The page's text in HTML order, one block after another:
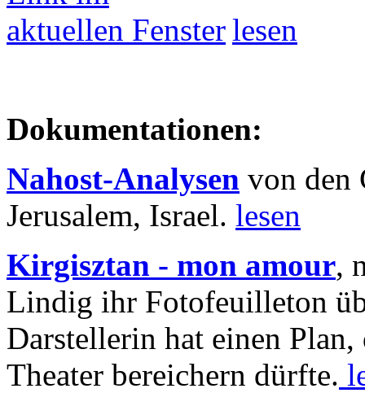
lesen
Dokumentationen:
Nahost-Analysen von den
Jerusalem, Israel. lesen
Kirgisztan - mon amour,
Lindig ihr Fotofeuilleton
Darstellerin hat einen Plan,
Theater bereichern dürfte.